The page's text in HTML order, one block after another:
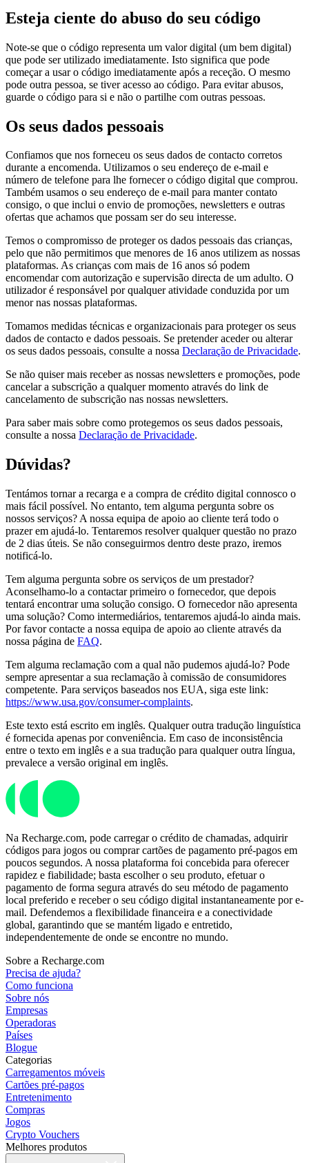
Esteja ciente do abuso do seu código
Note-se que o código representa um valor digital (um bem digital)
que pode ser utilizado imediatamente. Isto significa que pode
começar a usar o código imediatamente após a receção. O mesmo
pode outra pessoa, se tiver acesso ao código. Para evitar abusos,
guarde o código para si e não o partilhe com outras pessoas.
Os seus dados pessoais
Confiamos que nos forneceu os seus dados de contacto corretos
durante a encomenda. Utilizamos o seu endereço de e-mail e
número de telefone para lhe fornecer o código digital que comprou.
Também usamos o seu endereço de e-mail para manter contato
consigo, o que inclui o envio de promoções, newsletters e outras
ofertas que achamos que possam ser do seu interesse.
Temos o compromisso de proteger os dados pessoais das crianças,
pelo que não permitimos que menores de 16 anos utilizem as nossas
plataformas. As crianças com mais de 16 anos só podem
encomendar com autorização e supervisão directa de um adulto. O
utilizador é responsável por qualquer atividade conduzida por um
menor nas nossas plataformas.
Tomamos medidas técnicas e organizacionais para proteger os seus
dados de contacto e dados pessoais. Se pretender aceder ou alterar
os seus dados pessoais, consulte a nossa Declaração de Privacidade.
Se não quiser mais receber as nossas newsletters e promoções, pode
cancelar a subscrição a qualquer momento através do link de
cancelamento de subscrição nas nossas newsletters.
Para saber mais sobre como protegemos os seus dados pessoais,
consulte a nossa Declaração de Privacidade.
Dúvidas?
Tentámos tornar a recarga e a compra de crédito digital connosco o
mais fácil possível. No entanto, tem alguma pergunta sobre os
nossos serviços? A nossa equipa de apoio ao cliente terá todo o
prazer em ajudá-lo. Tentaremos resolver qualquer questão no prazo
de 2 dias úteis. Se não conseguirmos dentro deste prazo, iremos
notificá-lo.
Tem alguma pergunta sobre os serviços de um prestador?
Aconselhamo-lo a contactar primeiro o fornecedor, que depois
tentará encontrar uma solução consigo. O fornecedor não apresenta
uma solução? Como intermediários, tentaremos ajudá-lo ainda mais.
Por favor contacte a nossa equipa de apoio ao cliente através da
nossa página de FAQ.
Tem alguma reclamação com a qual não pudemos ajudá-lo? Pode
sempre apresentar a sua reclamação à comissão de consumidores
competente. Para serviços baseados nos EUA, siga este link:
https://www.usa.gov/consumer-complaints.
Este texto está escrito em inglês. Qualquer outra tradução linguística
é fornecida apenas por conveniência. Em caso de inconsistência
entre o texto em inglês e a sua tradução para qualquer outra língua,
prevalece a versão original em inglês.
Na Recharge.com, pode carregar o crédito de chamadas, adquirir
códigos para jogos ou comprar cartões de pagamento pré-pagos em
poucos segundos. A nossa plataforma foi concebida para oferecer
rapidez e fiabilidade; basta escolher o seu produto, efetuar o
pagamento de forma segura através do seu método de pagamento
local preferido e receber o seu código digital instantaneamente por e-
mail. Defendemos a flexibilidade financeira e a conectividade
global, garantindo que se mantém ligado e entretido,
independentemente de onde se encontre no mundo.
Sobre a Recharge.com
Precisa de ajuda?
Como funciona
Sobre nós
Empresas
Operadoras
Países
Blogue
Categorias
Carregamentos móveis
Cartões pré-pagos
Entretenimento
Compras
Jogos
Crypto Vouchers
Melhores produtos